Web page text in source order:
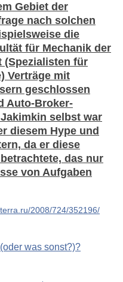
Gebiet der
nach solchen
die
für Mechanik der
(Spezialisten für
Verträge mit
geschlossen
Auto-Broker-
selbst war
diesem Hype und
da er diese
das nur
von Aufgaben
2008/724/352196/
was sonst?)?